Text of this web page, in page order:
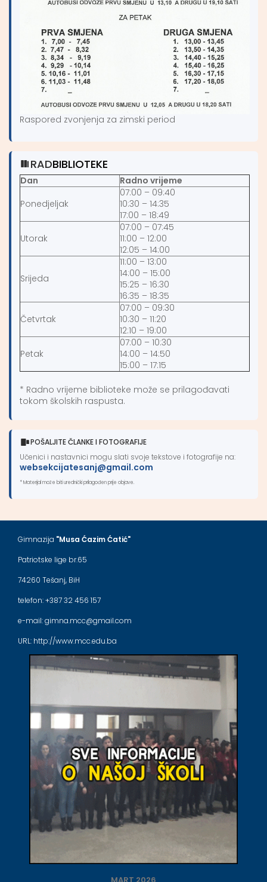
Raspored zvonjenja za zimski period
RADBIBLIOTEKE
Dan
Radno vrijeme
Ponedjeljak
07:00 – 09:40
10:30 – 14:35
17:00 – 18:49
Utorak
07:00 – 07:45
11:00 – 12:00
12:05 – 14:00
Srijeda
11:00 – 13:00
14:00 – 15:00
15:25 – 16:30
16:35 – 18:35
Četvrtak
07:00 – 09:30
10:30 – 11:20
12:10 – 19:00
Petak
07:00 – 10:30
14:00 – 14:50
15:00 – 17:15
* Radno vrijeme biblioteke može se prilagođavati
tokom školskih raspusta.
POŠALJITE ČLANKE I FOTOGRAFIJE
Učenici i nastavnici mogu slati svoje tekstove i fotografije na:
websekcijatesanj@gmail.com
* Materijal može biti urednički prilagođen prije objave.
Gimnazija "Musa Ćazim Ćatić"
Patriotske lige br.65
74260 Tešanj, BiH
telefon: +387 32 456 157
e-mail: gimna.mcc@gmail.com
URL: http://www.mcc.edu.ba